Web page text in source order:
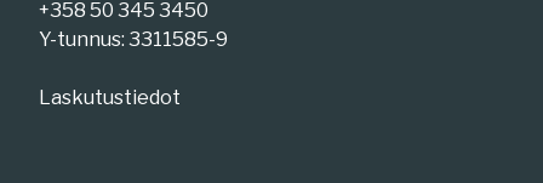
+358 50 345 3450
Y-tunnus: 3311585-9
Laskutustiedot